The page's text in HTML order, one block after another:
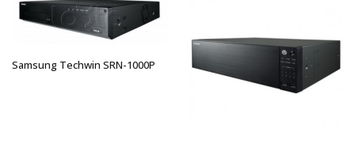
Samsung Techwin SRN-1000P